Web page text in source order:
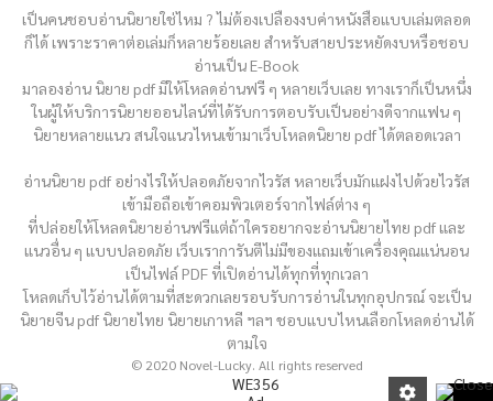
เป็นคนชอบอ่านนิยายใช่ไหม ? ไม่ต้องเปลืองงบค่าหนังสือแบบเล่มตลอด
ก็ได้ เพราะราคาต่อเล่มก็หลายร้อยเลย สำหรับสายประหยัดงบหรือชอบ
อ่านเป็น E-Book
มาลองอ่าน นิยาย pdf มีให้โหลดอ่านฟรี ๆ หลายเว็บเลย ทางเราก็เป็นหนึ่ง
ในผู้ให้บริการนิยายออนไลน์ที่ได้รับการตอบรับเป็นอย่างดีจากแฟน ๆ
นิยายหลายแนว สนใจแนวไหนเข้ามาเว็บโหลดนิยาย pdf ได้ตลอดเวลา
อ่านนิยาย pdf อย่างไรให้ปลอดภัยจากไวรัส หลายเว็บมักแฝงไปด้วยไวรัส
เข้ามือถือเข้าคอมพิวเตอร์จากไฟล์ต่าง ๆ
ที่ปล่อยให้โหลดนิยายอ่านฟรีแต่ถ้าใครอยากจะอ่านนิยายไทย pdf และ
แนวอื่น ๆ แบบปลอดภัย เว็บเราการันตีไม่มีของแถมเข้าเครื่องคุณแน่นอน
เป็นไฟล์ PDF ที่เปิดอ่านได้ทุกที่ทุกเวลา
โหลดเก็บไว้อ่านได้ตามที่สะดวกเลยรอบรับการอ่านในทุกอุปกรณ์ จะเป็น
นิยายจีน pdf นิยายไทย นิยายเกาหลี ฯลฯ ชอบแบบไหนเลือกโหลดอ่านได้
ตามใจ
© 2020 Novel-Lucky. All rights reserved